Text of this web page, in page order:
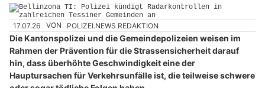
17.07.26 VON POLIZEI.NEWS REDAKTION
Die Kantonspolizei und die Gemeindepolizeien weisen im
Rahmen der Prävention für die Strassensicherheit darauf
hin, dass überhöhte Geschwindigkeit eine der
Hauptursachen für Verkehrsunfälle ist, die teilweise schwere